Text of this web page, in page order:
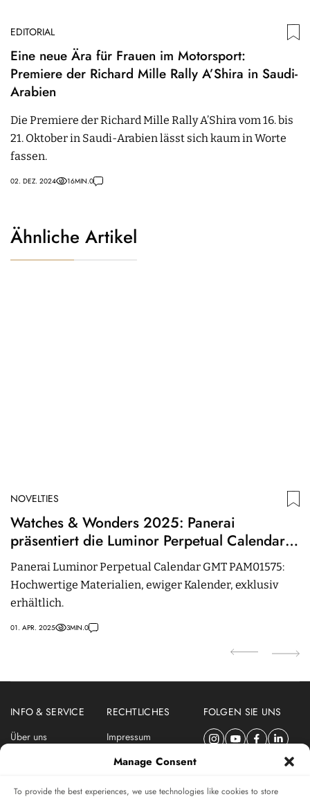
Manage Consent
To provide the best experiences, we use technologies like cookies to store
EDITORIAL
Eine neue Ära für Frauen im Motorsport:
Premiere der Richard Mille Rally A’Shira in Saudi-
Arabien
Die Premiere der Richard Mille Rally A’Shira vom 16. bis
21. Oktober in Saudi-Arabien lässt sich kaum in Worte
fassen.
02. DEZ. 2024 16MIN.0
Ähnliche Artikel
NOVELTIES
Watches & Wonders 2025: Panerai
präsentiert die Luminor Perpetual Calendar
GMT Platinumtech PAM01575
Panerai Luminor Perpetual Calendar GMT PAM01575:
Hochwertige Materialien, ewiger Kalender, exklusiv
erhältlich.
01. APR. 2025 3MIN.0
INFO & SERVICE
Über uns
RECHTLICHES
Impressum
Datenschutzerklärung
FOLGEN SIE UNS